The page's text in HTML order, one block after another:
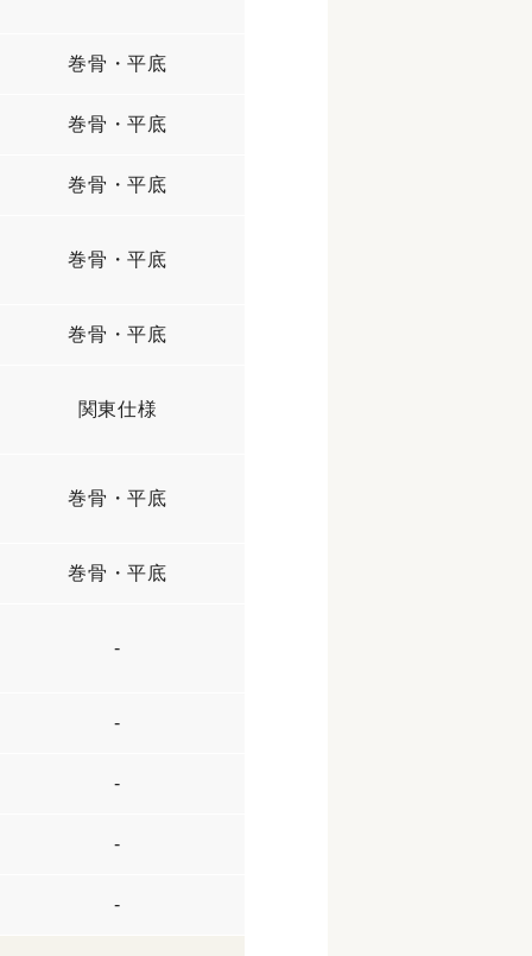
巻骨・平底
巻骨・平底
巻骨・平底
巻骨・平底
巻骨・平底
関東仕様
巻骨・平底
巻骨・平底
-
-
-
-
-